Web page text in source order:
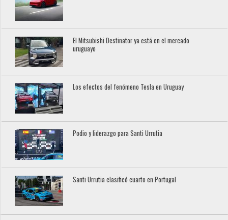
El Mitsubishi Destinator ya está en el mercado
uruguayo
Los efectos del fenómeno Tesla en Uruguay
Podio y liderazgo para Santi Urrutia
Santi Urrutia clasificó cuarto en Portugal